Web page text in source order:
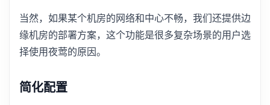
当然，如果某个机房的网络和中心不畅，我们还提供边
缘机房的部署方案，这个功能是很多复杂场景的用户选
择使用夜莺的原因。
简化配置